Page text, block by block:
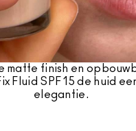
matte finish en
Fluid SPF 15 de huid
elegantie.